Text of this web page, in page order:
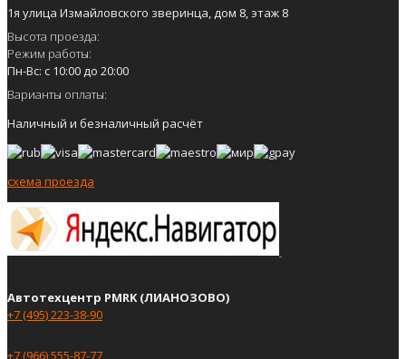
1я улица Измайловского зверинца, дом 8, этаж 8
Высота проезда:
Режим работы:
Пн-Вс: с 10:00 до 20:00
Варианты оплаты:
Наличный и безналичный расчёт
схема проезда
Автотехцентр PMRK (ЛИАНОЗОВО)
+7 (495) 223-38-90
+7 (966) 555-87-77